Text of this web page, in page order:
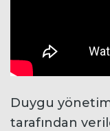
Duygu
tarafından